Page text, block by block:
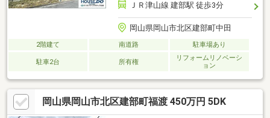
ＪＲ津山線 建部駅 徒歩3分
岡山県岡山市北区建部町中田
2階建て 南道路 駐車場あり
駐車2台 所有権
リフォームリノベーシ
ョン
岡山県岡山市北区建部町福渡 450万円 5DK